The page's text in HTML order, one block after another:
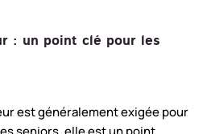
: un point clé pour les
est généralement exigée pour